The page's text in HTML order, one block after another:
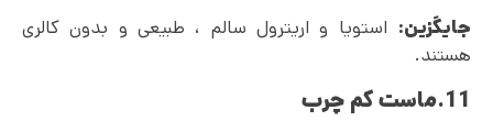
جایگزین: استویا و اریترول سالم ، طبیعی و بدون کالری
هستند.
11.ماست کم چرب